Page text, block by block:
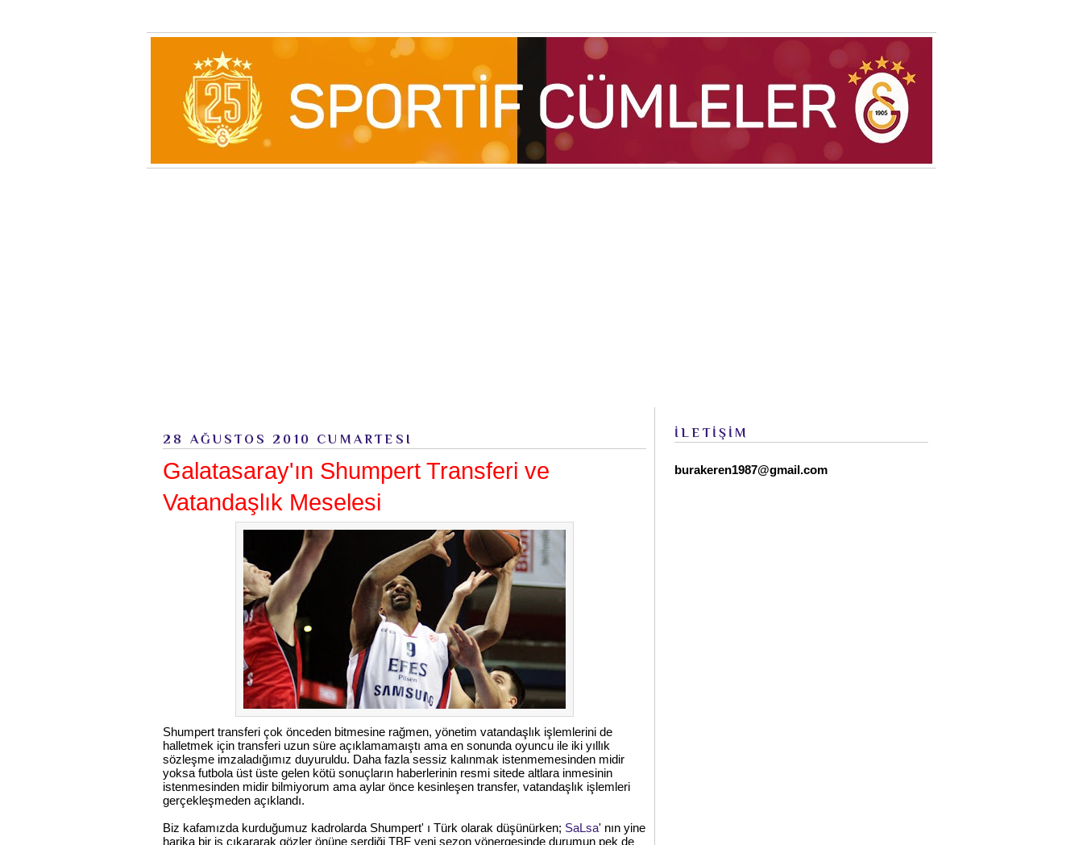
28 AĞUSTOS 2010 CUMARTESI
Galatasaray'ın Shumpert Transferi ve
Vatandaşlık Meselesi
Shumpert transferi çok önceden bitmesine rağmen, yönetim vatandaşlık işlemlerini de
halletmek için transferi uzun süre açıklamamaıştı ama en sonunda oyuncu ile iki yıllık
sözleşme imzaladığımız duyuruldu. Daha fazla sessiz kalınmak istenmemesinden midir
yoksa futbola üst üste gelen kötü sonuçların haberlerinin resmi sitede altlara inmesinin
istenmesinden midir bilmiyorum ama aylar önce kesinleşen transfer, vatandaşlık işlemleri
gerçekleşmeden açıklandı.
Biz kafamızda kurduğumuz kadrolarda Shumpert' ı Türk olarak düşünürken; SaLsa' nın yine
harika bir iş çıkararak gözler önüne serdiği TBF yeni sezon yönergesinde durumun pek de
İLETİŞİM
burakeren1987@gmail.com